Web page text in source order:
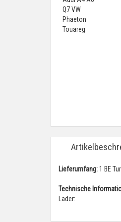
Lieferumfang:1 BE
Technische
Lader: